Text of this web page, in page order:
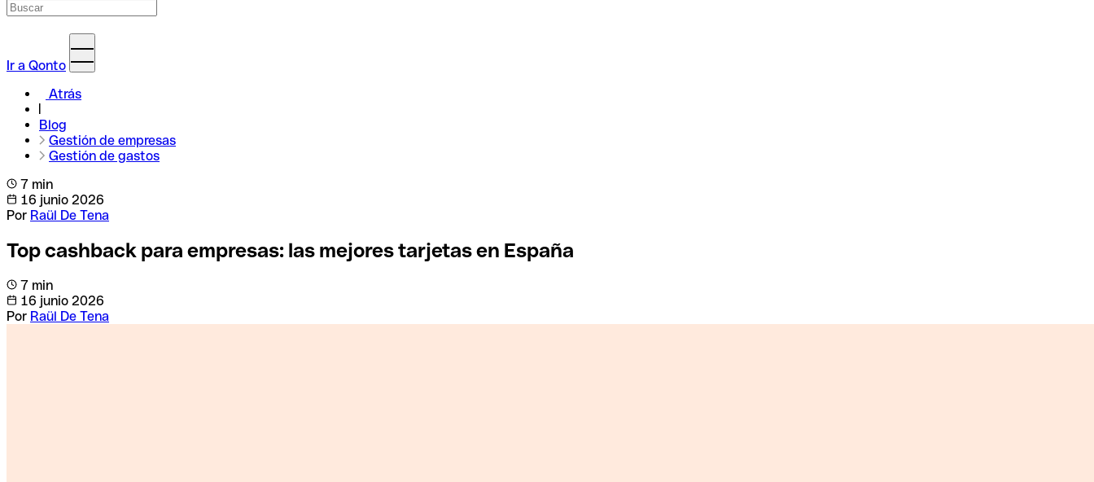
Ir a Qonto
Atrás
Blog
Gestión de empresas
Gestión de gastos
7 min
16 junio 2026
Por Raül De Tena
Top cashback para empresas: las mejores tarjetas en España
7 min
16 junio 2026
Por Raül De Tena